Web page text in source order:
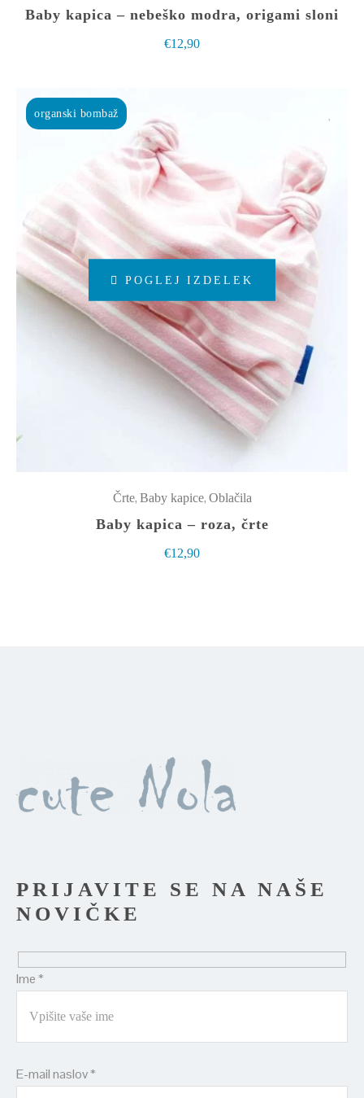
Baby kapica – nebeško modra, origami sloni
€12,90
organski bombaž
POGLEJ IZDELEK
Ta
izdelek
ima
več
različic.
Možnosti
lahko
Črte, Baby kapice, Oblačila
Baby kapica – roza, črte
€12,90
PRIJAVITE SE NA NAŠE
NOVIČKE
Ime *
E-mail naslov *